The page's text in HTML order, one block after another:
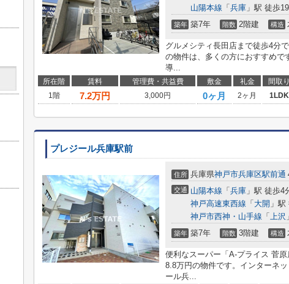
山陽本線 「 兵庫 」駅 徒歩
築年 築7年 階数 2階建 構造
グルメシティ長田店まで徒歩4分
の物件は、多くの方におすすめで
導...
所在階 賃料 管理費・共益費 敷金 礼金 間取り
1階
7.2万円 3,000円 0ヶ月 2ヶ月 1LDK
プレジール兵庫駅前
住所 兵庫県神戸市兵庫区駅前通
交通 山陽本線 「 兵庫 」駅 徒歩4
神戸高速東西線 「 大開 」
神戸市西神・山手線 「 上沢
築年 築7年 階数 3階建 構造
便利なスーパー「A-プライス 菅
8.8万円の物件です。インターネ
ール兵...